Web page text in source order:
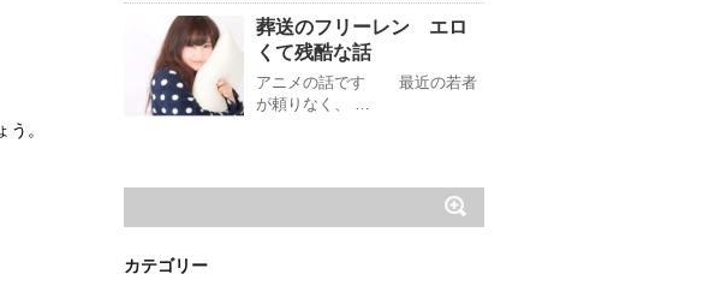
。
葬送のフリーレン エロ
くて残酷な話
アニメの話です 最近の若者
が頼りなく、 …
カテゴリー